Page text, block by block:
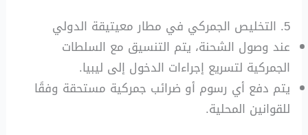
5. التخليص الجمركي في مطار معيتيقة الدولي
عند وصول الشحنة، يتم التنسيق مع السلطات
الجمركية لتسريع إجراءات الدخول إلى ليبيا.
يتم دفع أي رسوم أو ضرائب جمركية مستحقة وفقًا
للقوانين المحلية.